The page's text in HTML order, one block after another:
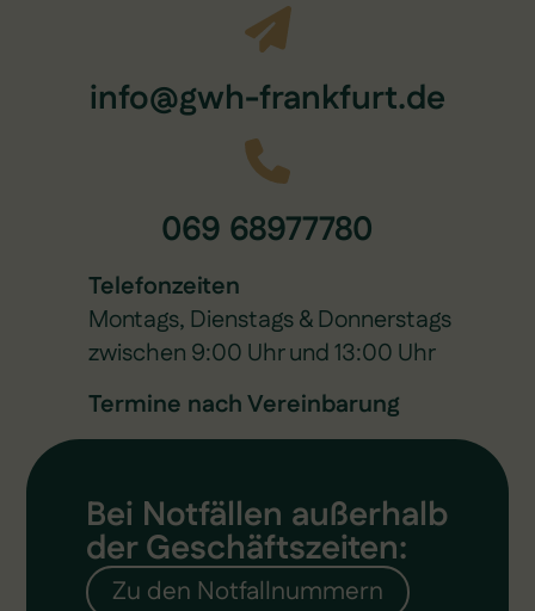
info@gwh-frankfurt.de
069 68977780
Telefonzeiten
Montags, Dienstags & Donnerstags
zwischen 9:00 Uhr und 13:00 Uhr
Termine nach Vereinbarung
Bei Notfällen außerhalb
der Geschäftszeiten:
Zu den Notfallnummern